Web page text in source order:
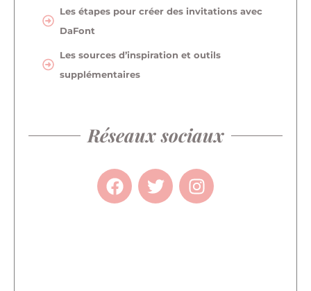
Les étapes pour créer des invitations avec
DaFont
Les sources d’inspiration et outils
supplémentaires
Réseaux sociaux